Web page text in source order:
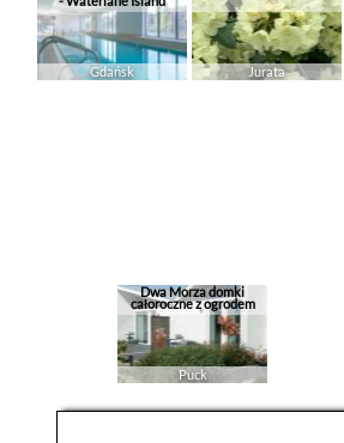
Gdańsk Jurata
Dwa Morza domki
całoroczne z ogrodem
Puck